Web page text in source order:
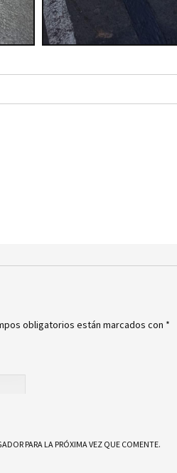
obligatorios están marcados con *
PARA LA PRÓXIMA VEZ QUE COMENTE.